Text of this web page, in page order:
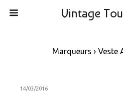
Vintage
Marqueurs › Veste
14/03/2016